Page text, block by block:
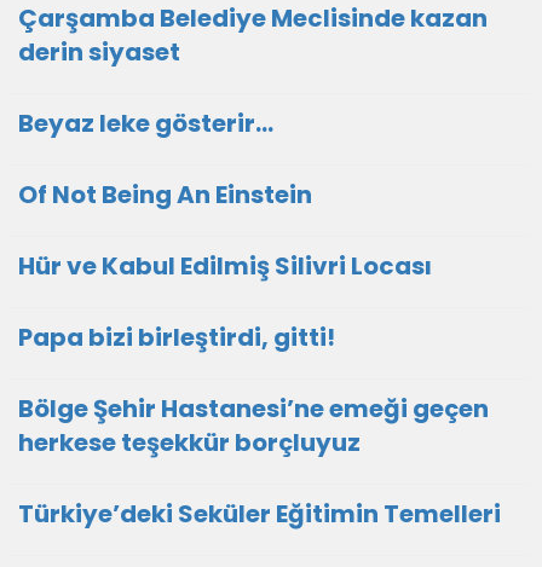
Çarşamba Belediye Meclisinde kazan
derin siyaset
Beyaz leke gösterir…
Of Not Being An Einstein
Hür ve Kabul Edilmiş Silivri Locası
Papa bizi birleştirdi, gitti!
Bölge Şehir Hastanesi’ne emeği geçen
herkese teşekkür borçluyuz
Türkiye’deki Seküler Eğitimin Temelleri